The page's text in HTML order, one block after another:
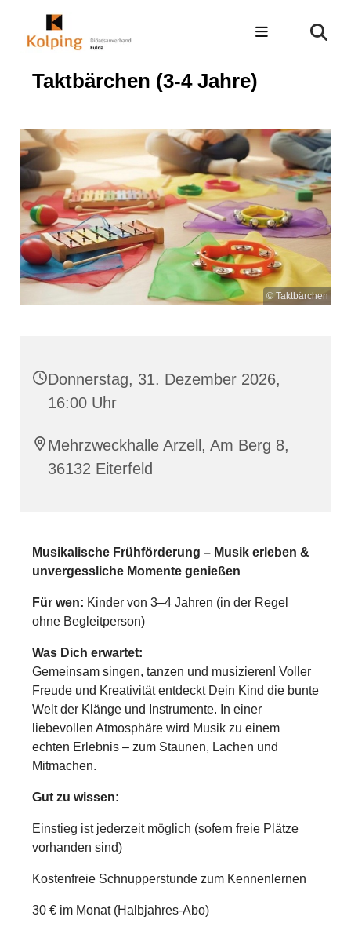
Taktbärchen (3-4 Jahre)
© Taktbärchen
Donnerstag, 31. Dezember 2026,
16:00 Uhr
Mehrzweckhalle Arzell, Am Berg 8,
36132 Eiterfeld
Musikalische Frühförderung – Musik erleben &
unvergessliche Momente genießen
Für wen: Kinder von 3–4 Jahren (in der Regel
ohne Begleitperson)
Was Dich erwartet:
Gemeinsam singen, tanzen und musizieren! Voller
Freude und Kreativität entdeckt Dein Kind die bunte
Welt der Klänge und Instrumente. In einer
liebevollen Atmosphäre wird Musik zu einem
echten Erlebnis – zum Staunen, Lachen und
Mitmachen.
Gut zu wissen:
Einstieg ist jederzeit möglich (sofern freie Plätze
vorhanden sind)
Kostenfreie Schnupperstunde zum Kennenlernen
30 € im Monat (Halbjahres-Abo)